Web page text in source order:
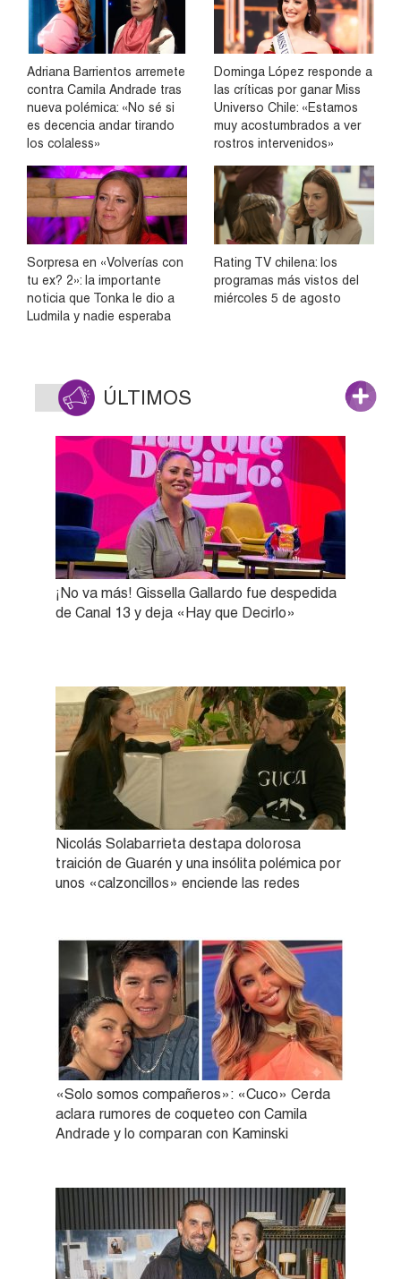
Adriana Barrientos arremete
contra Camila Andrade tras
nueva polémica: «No sé si
es decencia andar tirando
los colaless»
Dominga López responde a
las críticas por ganar Miss
Universo Chile: «Estamos
muy acostumbrados a ver
rostros intervenidos»
Sorpresa en «Volverías con
tu ex? 2»: la importante
noticia que Tonka le dio a
Ludmila y nadie esperaba
Rating TV chilena: los
programas más vistos del
miércoles 5 de agosto
ÚLTIMOS
¡No va más! Gissella Gallardo fue despedida
de Canal 13 y deja «Hay que Decirlo»
Nicolás Solabarrieta destapa dolorosa
traición de Guarén y una insólita polémica por
unos «calzoncillos» enciende las redes
«Solo somos compañeros»: «Cuco» Cerda
aclara rumores de coqueteo con Camila
Andrade y lo comparan con Kaminski